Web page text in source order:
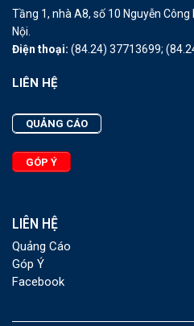
Tầng 1, nhà A8, số 10 Nguyễn
Nội.
Điện thoại: (84.24) 37713699;
LIÊN HỆ
QUẢNG CÁO
GÓP Ý
LIÊN HỆ
Quảng Cáo
Góp Ý
Facebook